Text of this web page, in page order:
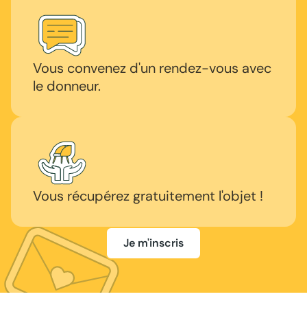
Vous convenez d'un rendez-vous avec
le donneur.
Vous récupérez gratuitement l'objet !
Je m'inscris